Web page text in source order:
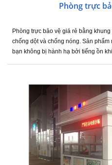
Phòng trực
Phòng trực bảo vệ giá rẻ bằng
chống dột và chống nóng. Sản
bạn không bị hành hạ bởi tiếng ồn